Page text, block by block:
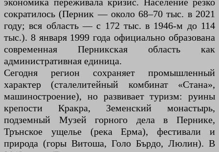
сократилось (Перник — около 68–70 тыс. в 2021
году; вся область — с 172 тыс. в 1946-м до 114
тыс.). 8 января 1999 года официально образована
современная Перникская область как
административная единица.
Сегодня регион сохраняет промышленный
характер (сталелитейный комбинат «Стана»,
машиностроение), но развивает туризм: руины
крепости Кракра, Земенский монастырь,
подземный Музей горного дела в Пернике,
Трънское ущелье (река Ерма), фестивали и
природа (горы Витоша, Голо Бърдо, Люлин). В